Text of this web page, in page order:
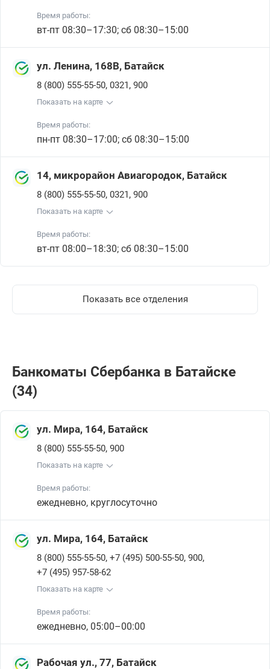
Время работы:
вт-пт 08:30–17:30; сб 08:30–15:00
ул. Ленина, 168В, Батайск
8 (800) 555-55-50, 0321, 900
Показать на карте
Время работы:
пн-пт 08:30–17:00; сб 08:30–15:00
14, микрорайон Авиагородок, Батайск
8 (800) 555-55-50, 0321, 900
Показать на карте
Время работы:
вт-пт 08:00–18:30; сб 08:30–15:00
Показать все отделения
Банкоматы Сбербанкa в Батайске
(34)
ул. Мира, 164, Батайск
8 (800) 555-55-50, 900
Показать на карте
Время работы:
ежедневно, круглосуточно
ул. Мира, 164, Батайск
8 (800) 555-55-50, +7 (495) 500-55-50, 900,
+7 (495) 957-58-62
Показать на карте
Время работы:
ежедневно, 05:00–00:00
Рабочая ул., 77, Батайск